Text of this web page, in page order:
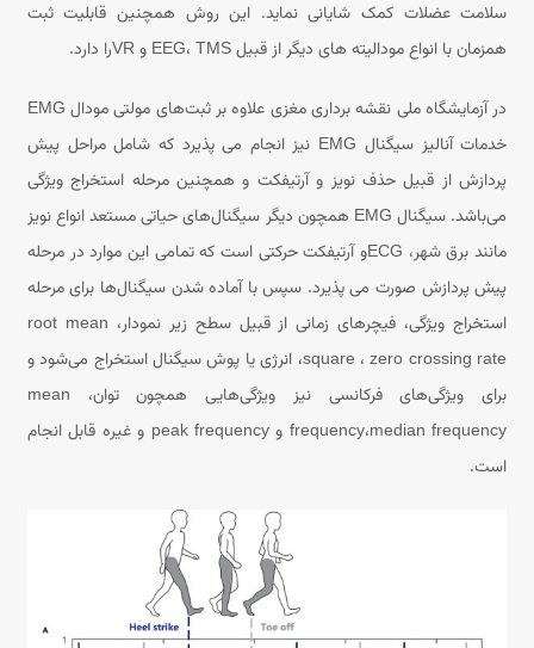
سلامت عضلات کمک شایانی نماید. این روش همچنین قابلیت ثبت
همزمان با انواع مودالیته های دیگر از قبیل EEG، TMS و VRرا دارد.
در آزمایشگاه ملی نقشه برداری مغزی علاوه بر ثبت‌های مولتی مودال EMG
خدمات آنالیز سیگنال EMG نیز انجام می پذیرد که شامل مراحل پیش
پردازش از قبیل حذف نویز و آرتیفکت و همچنین مرحله استخراج ویژگی
می‌باشد. سیگنال EMG همچون دیگر سیگنال‌های حیاتی مستعد انواع نویز
مانند برق شهر، ECGو آرتیفکت حرکتی است که تمامی این موارد در مرحله
پیش پردازش صورت می پذیرد. سپس با آماده شدن سیگنال‌ها برای مرحله
استخراج ویژگی، فیچرهای زمانی از قبیل سطح زیر نمودار، root mean
square ، zero crossing rate، انرژی یا پوش سیگنال استخراج می‌شود و
برای ویژگی‌های فرکانسی نیز ویژگی‌هایی همچون توان، mean
frequency،median frequency و peak frequency و غیره قابل انجام
است.